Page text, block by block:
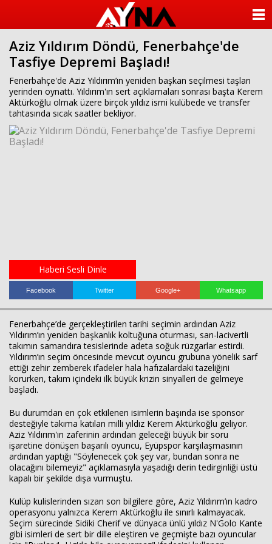
sohbet
cinsel
sohbet
sohbet
mobil
sohbet
islami
sohbetler
Aziz Yıldırım Döndü, Fenerbahçe'de
Tasfiye Depremi Başladı!
Fenerbahçe'de Aziz Yıldırım’ın yeniden başkan seçilmesi taşları
yerinden oynattı. Yıldırım'ın sert açıklamaları sonrası başta Kerem
Aktürkoğlu olmak üzere birçok yıldız ismi kulübede ve transfer
tahtasında sıcak saatler bekliyor.
Haberi Sesli Dinle
Facebook Twitter Google+ Whatsapp
Fenerbahçe’de gerçekleştirilen tarihi seçimin ardından Aziz
Yıldırım’ın yeniden başkanlık koltuğuna oturması, sarı-lacivertli
takımın samandıra tesislerinde adeta soğuk rüzgarlar estirdi.
Yıldırım’ın seçim öncesinde mevcut oyuncu grubuna yönelik sarf
ettiği zehir zemberek ifadeler hala hafızalardaki tazeliğini
korurken, takım içindeki ilk büyük krizin sinyalleri de gelmeye
başladı.
Bu durumdan en çok etkilenen isimlerin başında ise sponsor
desteğiyle takıma katılan milli yıldız Kerem Aktürkoğlu geliyor.
Aziz Yıldırım'ın zaferinin ardından geleceği büyük bir soru
işaretine dönüşen başarılı oyuncu, Eyüpspor karşılaşmasının
ardından yaptığı "Söylenecek çok şey var, bundan sonra ne
olacağını bilemeyiz" açıklamasıyla yaşadığı derin tedirginliği üstü
kapalı bir şekilde dışa vurmuştu.
Kulüp kulislerinden sızan son bilgilere göre, Aziz Yıldırım’ın kadro
operasyonu yalnızca Kerem Aktürkoğlu ile sınırlı kalmayacak.
Seçim sürecinde Sidiki Cherif ve dünyaca ünlü yıldız N'Golo Kante
gibi isimleri de sert bir dille eleştiren ve geçmişte bazı oyuncular
KATEGORİLER
ANKETLER
FOTO GALERİ
Haberin Doğru Adresi.